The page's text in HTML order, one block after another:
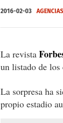
2016-02-03 AGENCIAS
La revista
un listado de los
La sorpresa ha
propio estadio